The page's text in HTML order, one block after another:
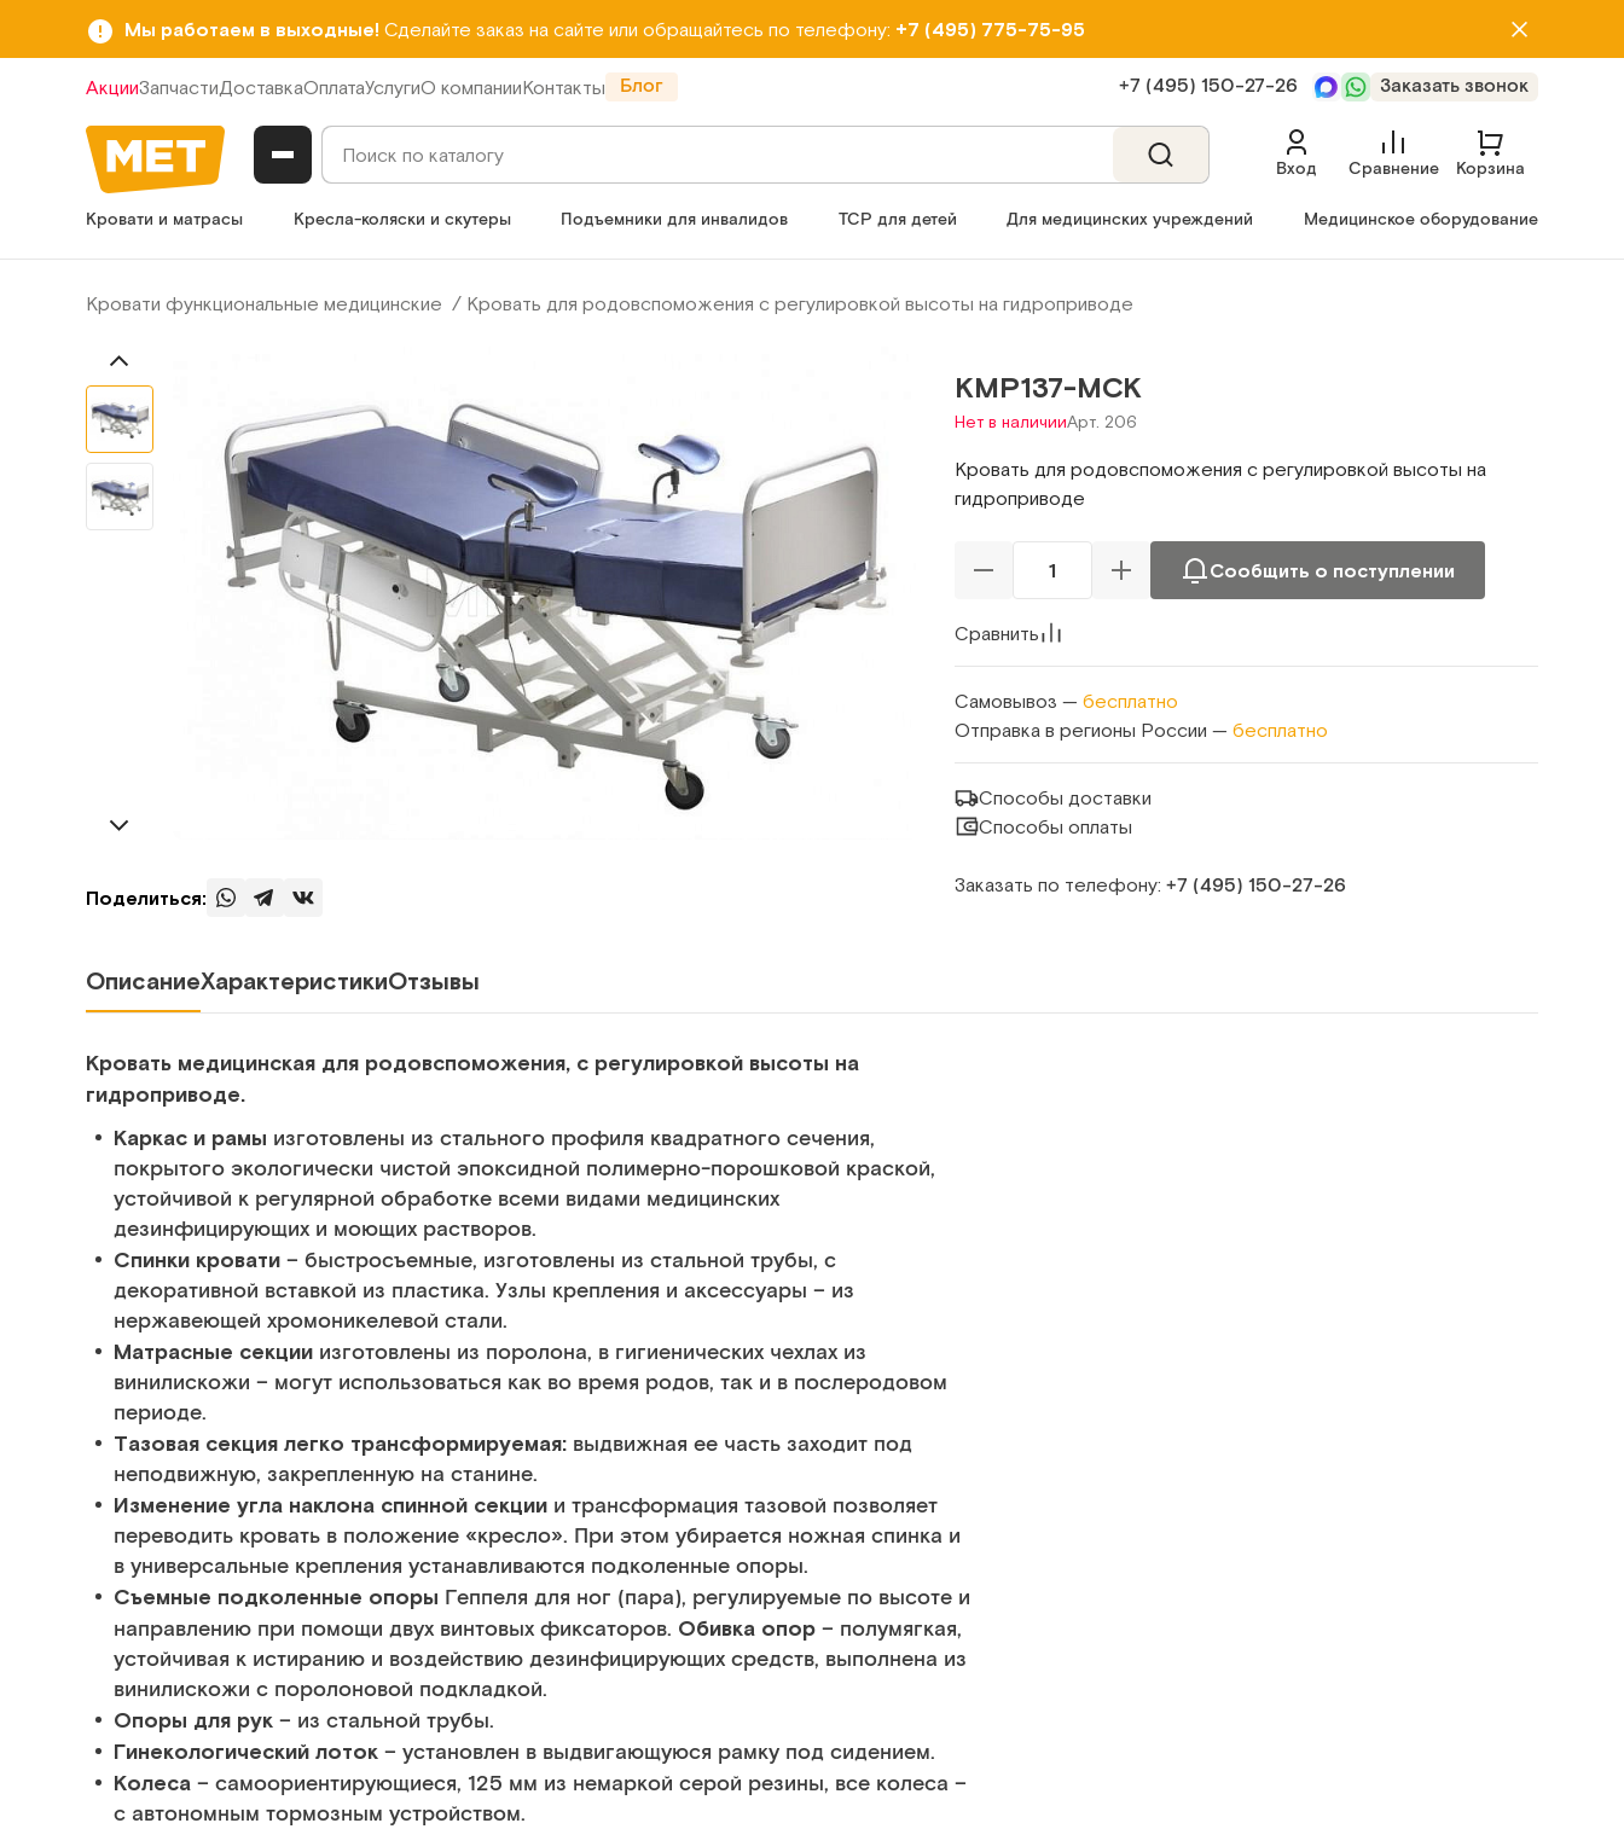
Мы работаем в выходные! Сделайте заказ на сайте или обращайтесь по телефону: +7 (495) 775-75-95
АкцииЗапчастиДоставкаОплатаУслугиО компанииКонтакты Блог +7 (495) 150‑27‑26 Заказать звонок
Вход Сравнение Корзина
Кровати и матрасы Кресла-коляски и скутеры Подъемники для инвалидов ТСР для детей Для медицинских учреждений Медицинское оборудование
Кровати функциональные медицинские Кровать для родовспоможения с регулировкой высоты на гидроприводе
Поделиться:
КМР137-МСК
Нет в наличииАрт. 206
Кровать для родовспоможения с регулировкой высоты на
гидроприводе
Сообщить о поступлении
Сравнить
Самовывоз — бесплатно
Отправка в регионы России — бесплатно
Способы доставки
Способы оплаты
Заказать по телефону: +7 (495) 150‑27‑26
ОписаниеХарактеристикиОтзывы
Кровать медицинская для родовспоможения, с регулировкой высоты на
гидроприводе.
Каркас и рамы изготовлены из стального профиля квадратного сечения,
покрытого экологически чистой эпоксидной полимерно-порошковой краской,
устойчивой к регулярной обработке всеми видами медицинских
дезинфицирующих и моющих растворов.
Спинки кровати – быстросъемные, изготовлены из стальной трубы, с
декоративной вставкой из пластика. Узлы крепления и аксессуары – из
нержавеющей хромоникелевой стали.
Матрасные секции изготовлены из поролона, в гигиенических чехлах из
винилискожи – могут использоваться как во время родов, так и в послеродовом
периоде.
Тазовая секция легко трансформируемая: выдвижная ее часть заходит под
неподвижную, закрепленную на станине.
Изменение угла наклона спинной секции и трансформация тазовой позволяет
переводить кровать в положение «кресло». При этом убирается ножная спинка и
в универсальные крепления устанавливаются подколенные опоры.
Съемные подколенные опоры Геппеля для ног (пара), регулируемые по высоте и
направлению при помощи двух винтовых фиксаторов. Обивка опор – полумягкая,
устойчивая к истиранию и воздействию дезинфицирующих средств, выполнена из
винилискожи с поролоновой подкладкой.
Опоры для рук – из стальной трубы.
Гинекологический лоток – установлен в выдвигающуюся рамку под сидением.
Колеса – самоориентирующиеся, 125 мм из немаркой серой резины, все колеса –
с автономным тормозным устройством.